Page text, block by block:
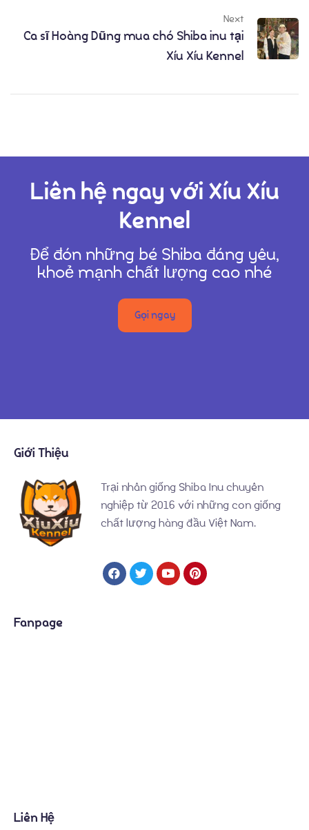
Next
Ca sĩ Hoàng Dũng mua chó Shiba inu tại
Xíu Xíu Kennel
Liên hệ ngay với Xíu Xíu
Kennel
Để đón những bé Shiba đáng yêu,
khoẻ mạnh chất lượng cao nhé
Gọi ngay
Giới Thiệu
Trại nhân giống Shiba Inu chuyên
nghiệp từ 2016 với những con giống
chất lượng hàng đầu Việt Nam.
Fanpage
Liên Hệ